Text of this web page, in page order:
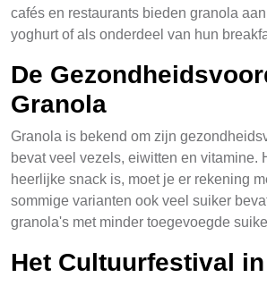
cafés en restaurants bieden granola
yoghurt of als onderdeel van hun
De
Granola
Granola is bekend om zijn
bevat veel vezels, eiwitten en vitamine.
heerlijke snack is, moet je er rekening
sommige varianten ook veel suiker
granola's met minder toegevoegde
Het Cultuurfestival